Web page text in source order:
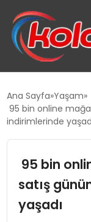
SUWEN’IN
TANYER YAPI
BÜYÜTTÜ
TOROSLAR’DA
Ana Sayfa Yaşam
95 bin online
indirimlerinde
95 bin
satış
yaşadı